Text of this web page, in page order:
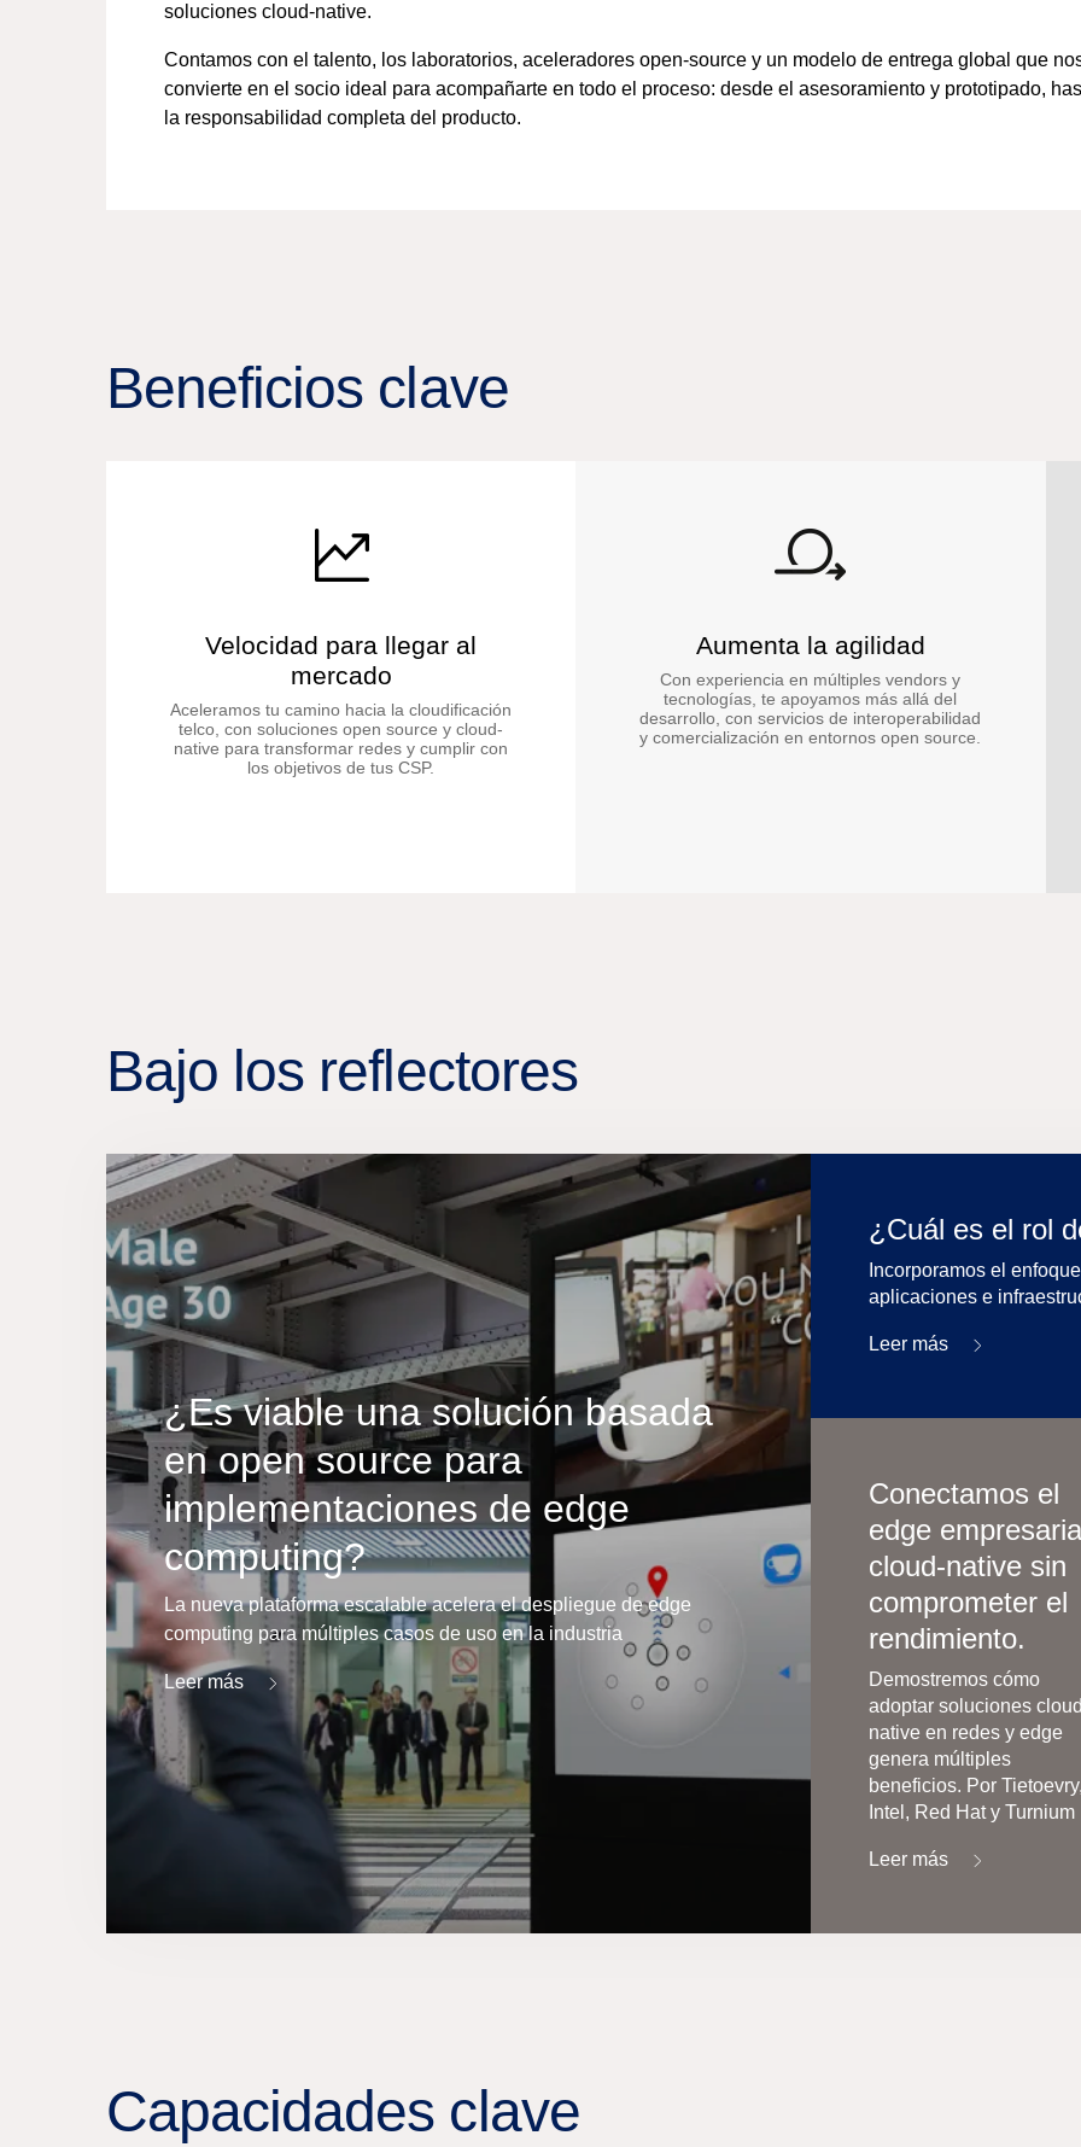
soluciones cloud-native.
Contamos con el talento, los laboratorios, aceleradores open-source y un modelo de entrega global que
convierte en el socio ideal para acompañarte en todo el proceso: desde el asesoramiento y prototipado,
la responsabilidad completa del producto.
Beneficios clave
Velocidad para llegar al
mercado
Aceleramos tu camino hacia la cloudificación
telco, con soluciones open source y cloud-
native para transformar redes y cumplir con
los objetivos de tus CSP.
Aumenta la agilidad
Con experiencia en múltiples vendors y
tecnologías, te apoyamos más allá del
desarrollo, con servicios de interoperabilidad
y comercialización en entornos open source.
Bajo los reflectores
¿Es viable una solución basada
en open source para
implementaciones de edge
computing?
La nueva plataforma escalable acelera el despliegue de edge
computing para múltiples casos de uso en la industria
Leer más
¿Cuál es el rol
Incorporamos el
aplicaciones e
Leer más
Conectamos el
edge
cloud-native sin
comprometer el
rendimiento.
Demostremos cómo
adoptar soluciones
native en redes y edge
genera múltiples
beneficios. Por
Intel, Red Hat y Turnium
Leer más
Capacidades clave